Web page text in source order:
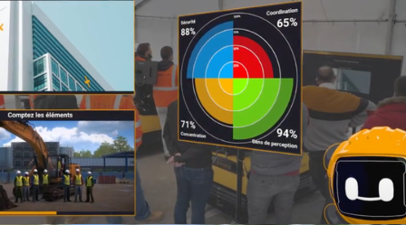
Cheffe de projet - Ingénieure pédagogique - Designer • 13th May 2022